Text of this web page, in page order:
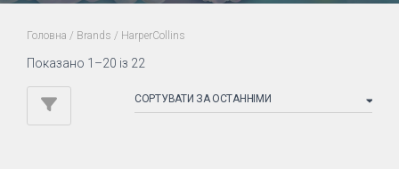
Головна / Brands / HarperCollins
Показано 1–20 із 22
latest